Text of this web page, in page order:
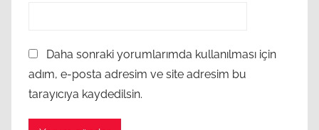
Daha sonraki yorumlarımda kullanılması için
adım, e-posta adresim ve site adresim bu
tarayıcıya kaydedilsin.